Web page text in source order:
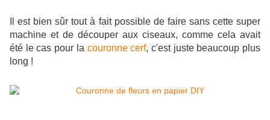
Il est bien sûr tout à fait possible de faire sans cette super
machine et de découper aux ciseaux, comme cela avait
été le cas pour la couronne cerf, c'est juste beaucoup plus
long !